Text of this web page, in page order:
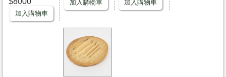
加入購物車
加入購物車 加入購物車